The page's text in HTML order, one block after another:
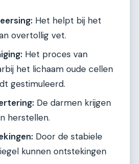
Het helpt bij het
overtollig vet.
Het proces van
het lichaam oude cellen
gestimuleerd.
De darmen krijgen
herstellen.
Door de stabiele
kunnen ontstekingen